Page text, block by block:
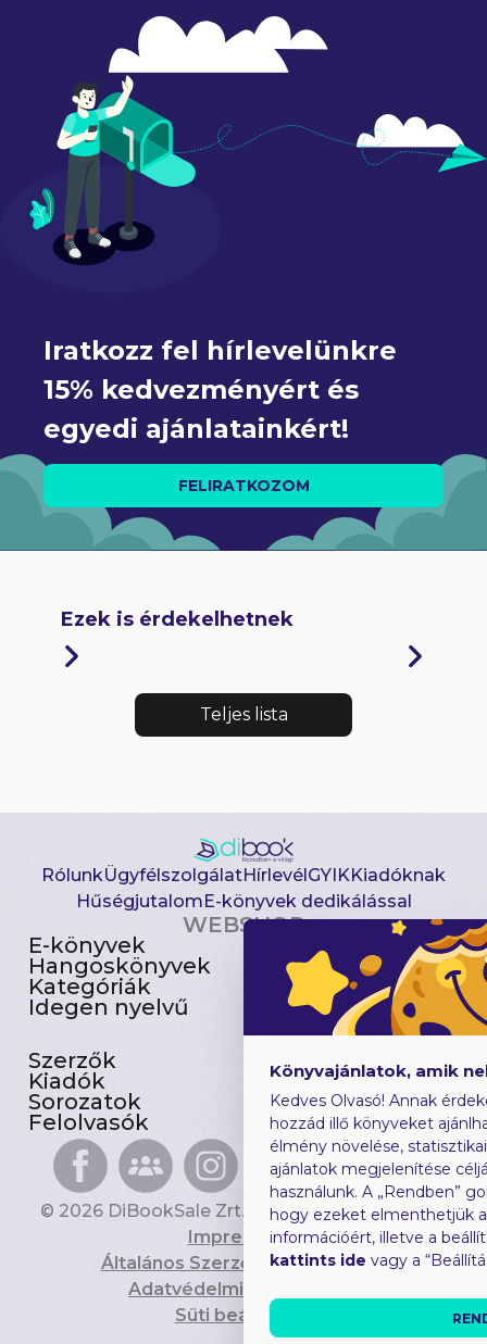
Iratkozz fel hírlevelünkre
15% kedvezményért és
egyedi ajánlatainkért!
FELIRATKOZOM
Ezek is érdekelhetnek
Teljes lista
RólunkÜgyfélszolgálatHírlevél GYIKKiadóknak
Hűségjutalom E-könyvek dedikálással
WEBSHOP
E-könyvek
Hangoskönyvek
Kategóriák
Idegen nyelvű
Csomagajánlatok
Akciósak
Előjegyezhetők
Újdonságok
Szerzők
Kiadók
Sorozatok
Felolvasók
Gyerekkönyvek
Heti toplista
Ajándékutalvány
Blog
© 2026 DiBookSale Zrt. Minden jog fenntartva.
Impresszum
Általános Szerződési Feltételek
Adatvédelmi Tájékoztató
Süti beállítások
Könyvajánlatok, amik
Kedves Olvasó! Annak
hozzád illő könyveket
élmény növelése,
ajánlatok megjelenítése
használunk. A „Rendben”
hogy ezeket elmenthetjük
információért, illetve a
kattints ide vagy a